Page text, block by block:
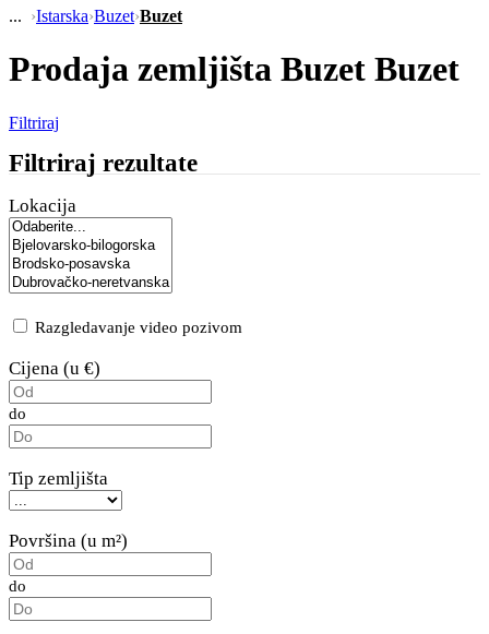
›Istarska›Buzet›Buzet
Prodaja zemljišta Buzet Buzet
Filtriraj
Filtriraj rezultate
Lokacija
Razgledavanje video pozivom
Cijena (u €)
do
Tip zemljišta
Površina (u m²)
do